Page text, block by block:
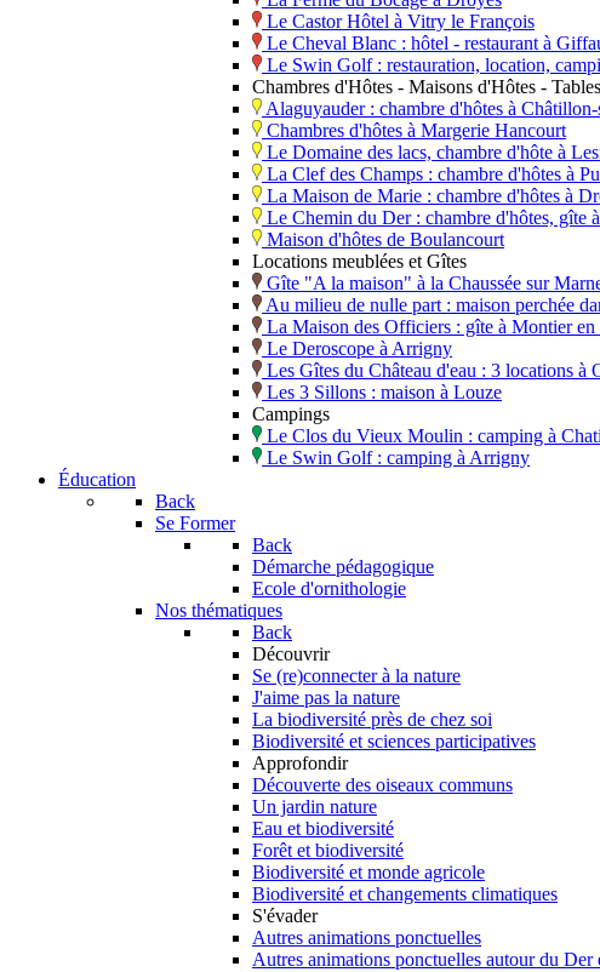
Le Castor Hôtel à Vitry le François
Le Cheval Blanc : hôtel - restaurant à
Le Swin Golf : restauration, location,
Chambres d'Hôtes - Maisons d'Hôtes -
Alaguyauder : chambre d'hôtes à
Chambres d'hôtes à Margerie Hancourt
Le Domaine des lacs, chambre d'hôte à
La Clef des Champs : chambre d'hôtes à
La Maison de Marie : chambre d'hôtes à
Le Chemin du Der : chambre d'hôtes, gîte
Maison d'hôtes de Boulancourt
Locations meublées et Gîtes
Gîte "A la maison" à la Chaussée sur
Au milieu de nulle part : maison perchée
La Maison des Officiers : gîte à Montier en
Le Deroscope à Arrigny
Les Gîtes du Château d'eau : 3 locations à
Les 3 Sillons : maison à Louze
Campings
Le Clos du Vieux Moulin : camping à
Le Swin Golf : camping à Arrigny
Éducation
Back
Se Former
Back
Démarche pédagogique
Ecole d'ornithologie
Nos thématiques
Back
Découvrir
Se (re)connecter à la nature
J'aime pas la nature
La biodiversité près de chez soi
Biodiversité et sciences participatives
Approfondir
Découverte des oiseaux communs
Un jardin nature
Eau et biodiversité
Forêt et biodiversité
Biodiversité et monde agricole
Biodiversité et changements climatiques
S'évader
Autres animations ponctuelles
Autres animations ponctuelles autour du Der